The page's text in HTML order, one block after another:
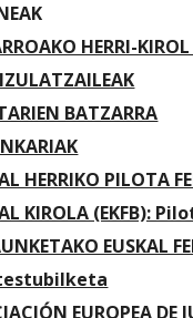
HERRI-
BATZARRA
HERRIKO PILOTA
KIROLA (EKFB):
EUSKAL
EUROPEA DE